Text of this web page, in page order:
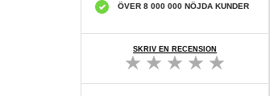
ÖVER 8 000 000 NÖJDA KUNDER
SKRIV EN RECENSION